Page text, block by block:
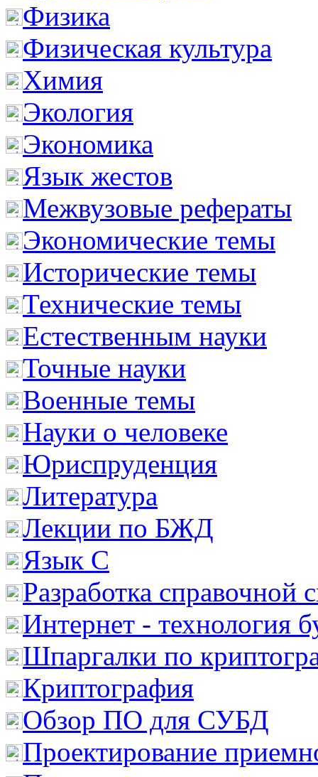
Физика
Физическая культура
Химия
Экология
Экономика
Язык жестов
Межвузовые рефераты
Экономические темы
Исторические темы
Технические темы
Естественным науки
Точные науки
Военные темы
Науки о человеке
Юриспруденция
Литература
Лекции по БЖД
Язык С
Разработка справочной
Интернет - технология
Шпаргалки по
Криптография
Обзор ПО для СУБД
Проектирование